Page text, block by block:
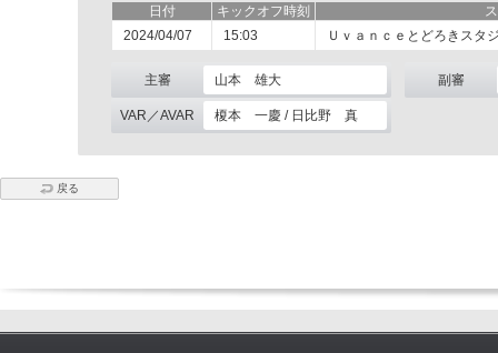
日付 キックオフ時刻
2024/04/07
15:03 Ｕｖａｎｃｅとどろきス
主審 山本 雄大 副審
VAR／AVAR 榎本 一慶 / 日比野 真
戻る